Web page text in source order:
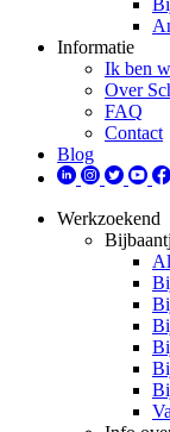
Informatie
Ik ben
Over
FAQ
Contact
Blog
Werkzoekend